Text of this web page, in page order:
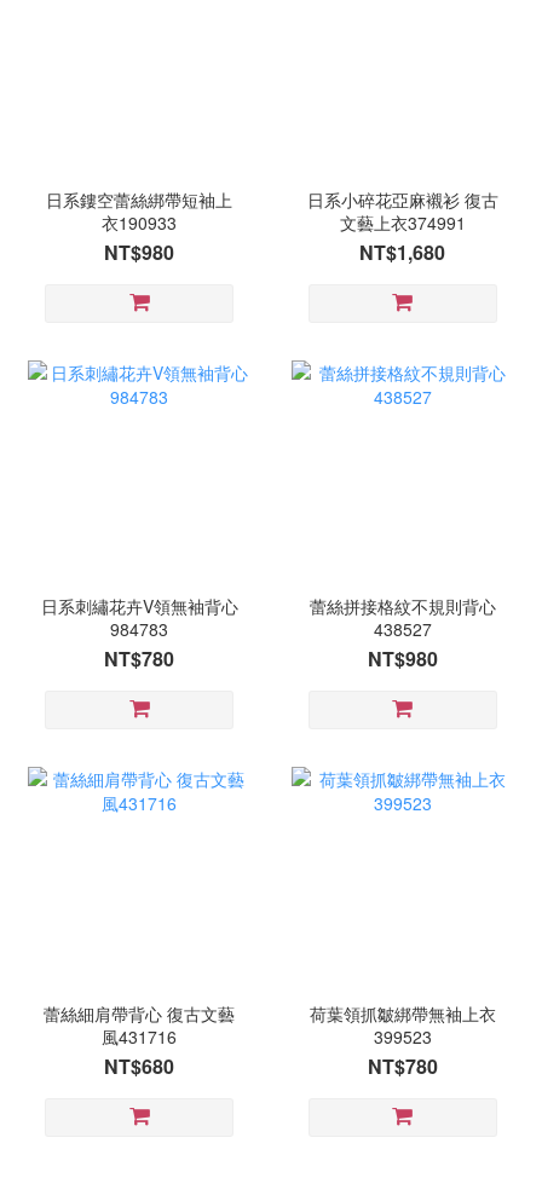
日系鏤空蕾絲綁帶短袖上
衣190933
NT$980
日系小碎花亞麻襯衫 復古
文藝上衣374991
NT$1,680
日系刺繡花卉V領無袖背心
984783
NT$780
蕾絲拼接格紋不規則背心
438527
NT$980
蕾絲細肩帶背心 復古文藝
風431716
NT$680
荷葉領抓皺綁帶無袖上衣
399523
NT$780